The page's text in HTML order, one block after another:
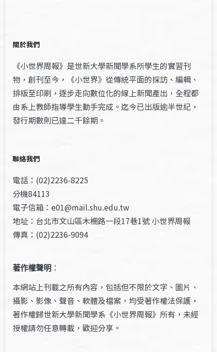
關於我們
《小世界周報》是世新大學新聞學系所學生的實習刊
物，創刊至今，《小世界》從傳統平面的採訪、編輯、
排版至印刷，逐步走向數位化的線上新聞產出，全程都
由系上教師指導學生動手完成。迄今已出版逾半世紀，
發行期數則已達二千餘期。
聯絡我們
電話：(02)2236-8225
分機84113
電子信箱：e01@mail.shu.edu.tw
地址：台北市文山區木柵路一段17巷1號 小世界周報
傳真：(02)2236-9094
著作權聲明 ：
本網站上刊載之所有內容，包括但不限於文字、圖片、
攝影、影像、聲音、軟體及檔案，均受著作權法保護，
著作權歸世新大學新聞學系《小世界周報》所有，未經
授權請勿任意轉載，歡迎分享。